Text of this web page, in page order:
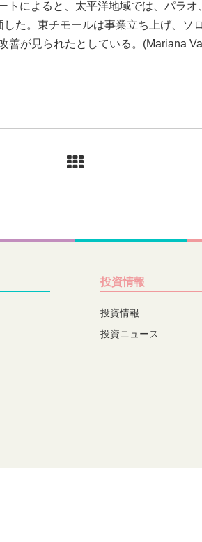
によると、太平洋地域では、パラ
た。東チモールは事業立ち上げ、ソ
が見られたとしている。(Mariana
投資情報
投資情報
投資ニュース